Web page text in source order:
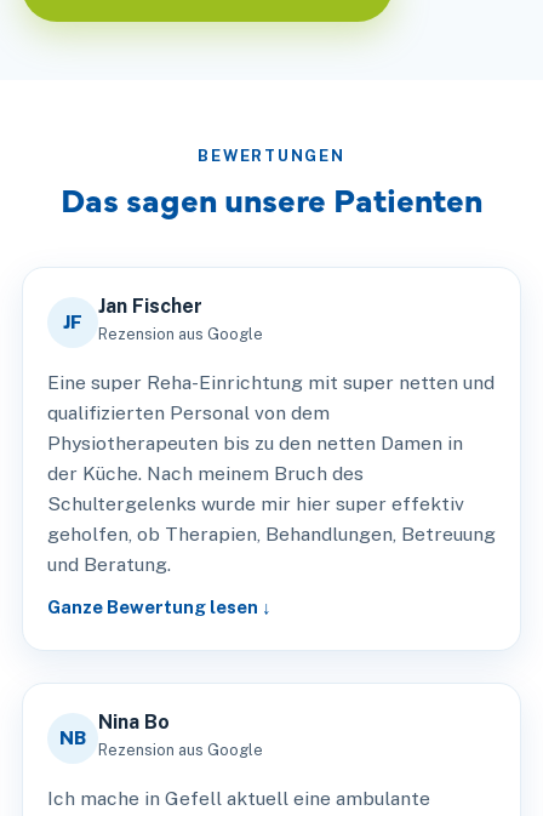
BEWERTUNGEN
Das sagen unsere Patienten
JF
Jan Fischer
Rezension aus Google
Eine super Reha-Einrichtung mit super netten und
qualifizierten Personal von dem
Physiotherapeuten bis zu den netten Damen in
der Küche. Nach meinem Bruch des
Schultergelenks wurde mir hier super effektiv
geholfen, ob Therapien, Behandlungen, Betreuung
und Beratung.
Ganze Bewertung lesen ↓
NB
Nina Bo
Rezension aus Google
Ich mache in Gefell aktuell eine ambulante